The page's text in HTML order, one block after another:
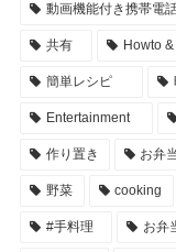
動画機能付き携帯電
共有 Howto
簡単レシピ
Entertainment
作り置き お弁
野菜 cooking
#手料理 お弁